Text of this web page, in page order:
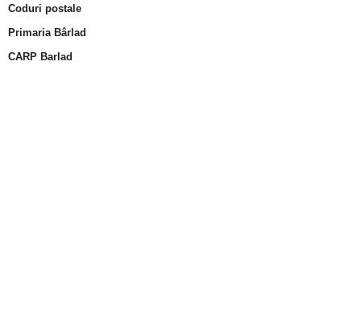
Coduri postale
Primaria Bârlad
CARP Barlad